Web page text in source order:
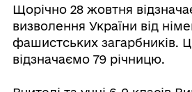
Щорічно 28 жовтня
визволення України від
фашистських загарбників.
відзначаємо 79 річницю.